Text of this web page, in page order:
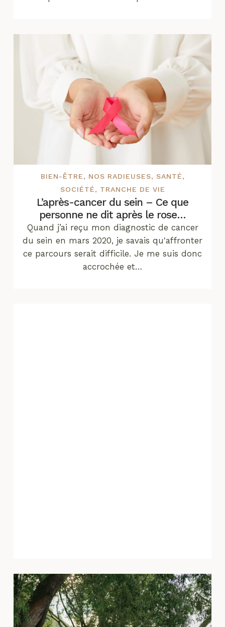
BIEN-ÊTRE, NOS RADIEUSES, SANTÉ,
SOCIÉTÉ, TRANCHE DE VIE
L’après-cancer du sein – Ce que
personne ne dit après le rose…
Quand j’ai reçu mon diagnostic de cancer
du sein en mars 2020, je savais qu'affronter
ce parcours serait difficile. Je me suis donc
accrochée et…